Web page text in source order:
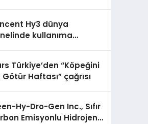
Hy3 dünya
kullanıma
Türkiye’den “Köpeğini
Götür Haftası” çağrısı
Hy-Dro-Gen Inc., Sıfır
Emisyonlu Hidrojen